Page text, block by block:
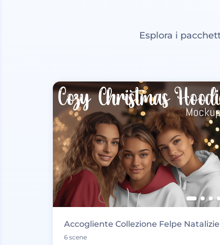
Esplora i
Accogliente Collezione Felpe Natalizie
6 scene